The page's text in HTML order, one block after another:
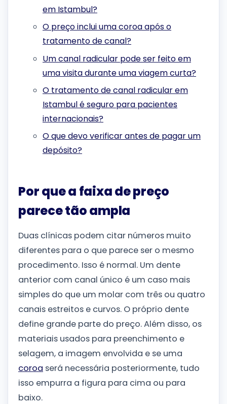
em Istambul?
O preço inclui uma coroa após o
tratamento de canal?
Um canal radicular pode ser feito em
uma visita durante uma viagem curta?
O tratamento de canal radicular em
Istambul é seguro para pacientes
internacionais?
O que devo verificar antes de pagar um
depósito?
Por que a faixa de preço
parece tão ampla
Duas clínicas podem citar números muito
diferentes para o que parece ser o mesmo
procedimento. Isso é normal. Um dente
anterior com canal único é um caso mais
simples do que um molar com três ou quatro
canais estreitos e curvos. O próprio dente
define grande parte do preço. Além disso, os
materiais usados ​​para preenchimento e
selagem, a imagem envolvida e se uma
coroa será necessária posteriormente, tudo
isso empurra a figura para cima ou para
baixo.